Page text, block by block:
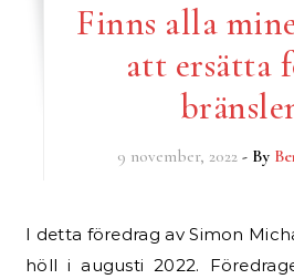
Finns alla
att ersätta
9 november, 2022 - By
I detta föredrag av Simon Michaux på GTK som han
höll i augusti 2022.